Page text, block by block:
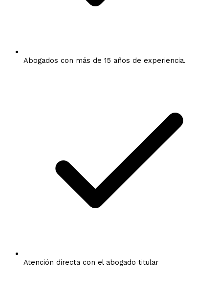
Abogados con más de 15 años de experiencia.
Atención directa con el abogado titular